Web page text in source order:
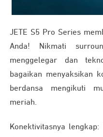
JETE S5 Pro Series
Anda! Nikmati
menggelegar dan
bagaikan menyaksikan
berdansa mengikuti
meriah.
Konektivitasnya lengkap: